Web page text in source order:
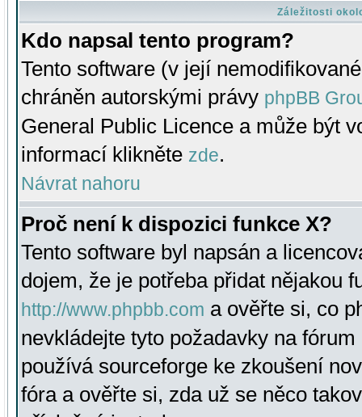
Záležitosti
Kdo napsal tento program?
Tento software (v její
chráněn autorskými právy phpBB
General Public Licence a může být
informací klikněte zde.
Návrat nahoru
Proč není k dispozici funkce X?
Tento software byl napsán a
dojem, že je potřeba přidat nějakou
http://www.phpbb.com a ověřte si, co
nevkládejte tyto požadavky na
používá sourceforge ke zkoušení
fóra a ověřte si, zda už se něco